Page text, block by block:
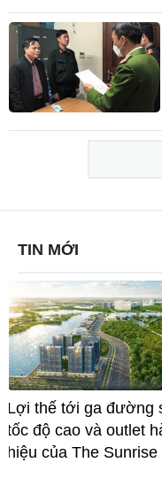
TIN MỚI
Lợi thế tới ga đường
tốc độ cao và outlet
hiệu của The Sunrise